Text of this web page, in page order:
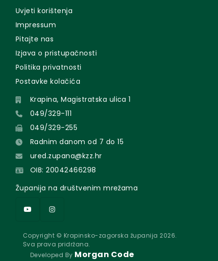
Uvjeti korištenja
Impressum
Pitajte nas
Izjava o pristupačnosti
Politika privatnosti
Postavke kolačića
Krapina, Magistratska ulica 1
049/329-111
049/329-255
Radnim danom od 7 do 15
ured.zupana@kzz.hr
OIB: 20042466298
Županija na društvenim mrežama
Copyright © Krapinsko-zagorska županija 2026.
Sva prava pridržana.
Developed By Morgan Code